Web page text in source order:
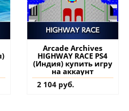
Arcade Archives
HIGHWAY RACE PS4
(Индия) купить игру
на аккаунт
2 104 руб.